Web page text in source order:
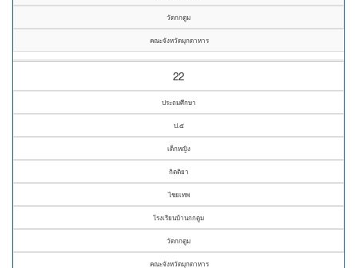
วัดกกตูม
คณะจังหวัดมุกดาหาร
22
ประถมศึกษา
ป.๕
เด็กหญิง
กิตติยา
ไชยเทพ
โรงเรียนบ้านกกตูม
วัดกกตูม
คณะจังหวัดมุกดาหาร